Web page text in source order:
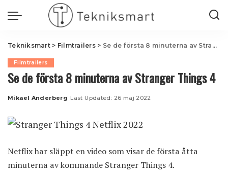
Tekniksmart> Filmtrailers > Se de första 8 minuterna av Stranger Things 4
Filmtrailers
Se de första 8 minuterna av Stranger Things 4
Posted
Mikael Anderberg Last Updated: 26 maj 2022
Netflix har släppt en video som visar de första åtta
minuterna av kommande Stranger Things 4.